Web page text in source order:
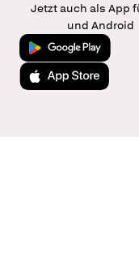
Jetzt auch als App
und Android
Jetzt bei Google Play
Laden im App Store